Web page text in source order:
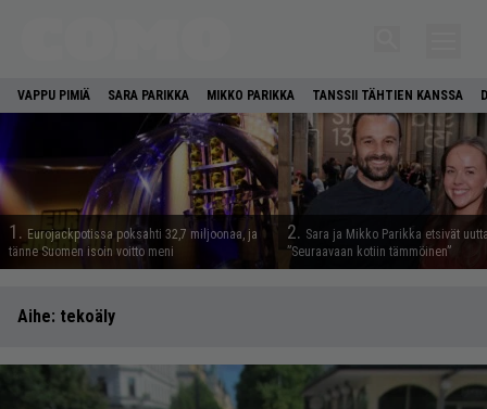
VAPPU PIMIÄ SARA PARIKKA MIKKO PARIKKA TANSSII TÄHTIEN KANSSA
1. Eurojackpotissa poksahti 32,7 miljoonaa, ja
tänne Suomen isoin voitto meni
2. Sara ja Mikko Parikka etsivät
”Seuraavaan kotiin tämmöinen”
Aihe: tekoäly